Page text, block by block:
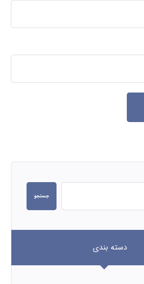
جستجو
دسته بندی